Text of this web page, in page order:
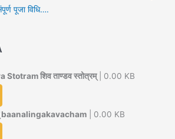
पूजा विधि….
शिव ताण्डव स्तोत्रम्| 0.00 KB
baanalingakavacham | 0.00 KB